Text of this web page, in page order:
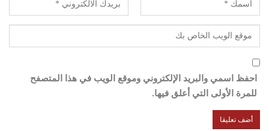
احفظ اسمي والبريد الإلكتروني وموقع الويب في هذا المتصفح
للمرة الأولى التي أعلق فيها.